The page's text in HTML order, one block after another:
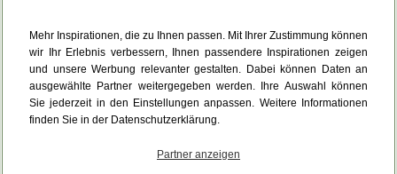
Mehr Inspirationen, die zu Ihnen passen. Mit Ihrer Zustimmung können
wir Ihr Erlebnis verbessern, Ihnen passendere Inspirationen zeigen
und unsere Werbung relevanter gestalten. Dabei können Daten an
ausgewählte Partner weitergegeben werden. Ihre Auswahl können
Sie jederzeit in den Einstellungen anpassen. Weitere Informationen
finden Sie in der Datenschutzerklärung.
Partner anzeigen